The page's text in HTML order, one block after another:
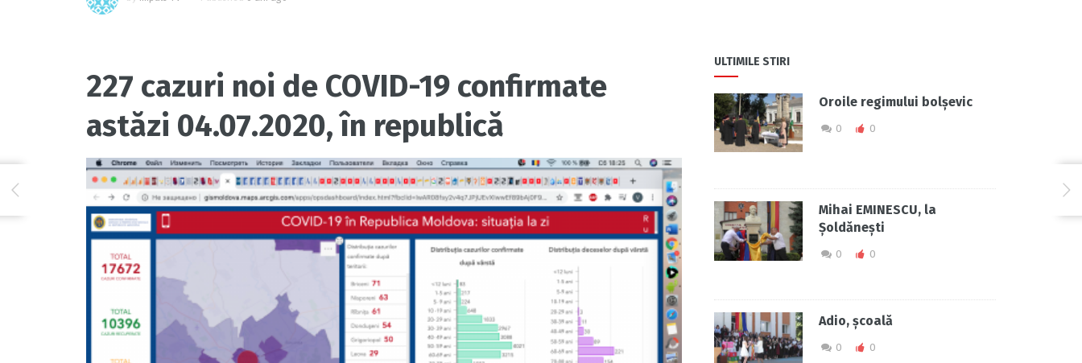
227 cazuri noi de COVID-19 confirmate
astăzi 04.07.2020, în republică
ULTIMILE STIRI
Oroile regimului bolșevic
0 0
Mihai EMINESCU, la
Șoldănești
0 0
Adio, școală
0 0